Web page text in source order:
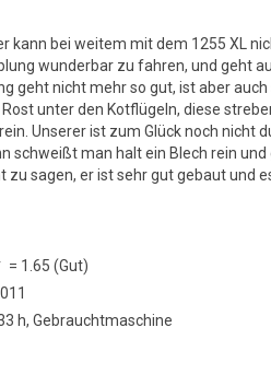
kann bei weitem mit dem 1255 XL
wunderbar zu fahren, und geht
geht nicht mehr so gut, ist aber
unter den Kotflügeln, diese
Unserer ist zum Glück noch nicht
schweißt man halt ein Blech rein
zu sagen, er ist sehr gut gebaut und
= 1.65 (Gut)
h, Gebrauchtmaschine